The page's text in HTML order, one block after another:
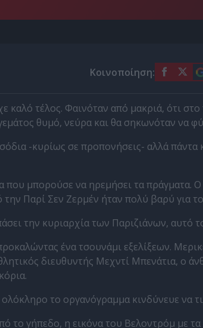
Κοινοποίηση:
καλό τέλος. Φαινόταν από μακριά, ότι
θυμό, νεύρα και θα σηκωνόταν να
-κυρίως σε προπονήσεις- αλλά
μπορούσε να ηρεμήσει τα πράγματα. Ο
Παρί Σεν Ζερμέν ήταν πολύ βαρύ για
την κυριαρχία των Παριζιάνων, αυτό
ένα τσουνάμι εξελίξεων.
διευθυντής Μεχντί Μπενάτια, ο
το οργανόγραμμα κινδύνευε να
το γήπεδο, η εικόνα του Βελοντρόμ με τα